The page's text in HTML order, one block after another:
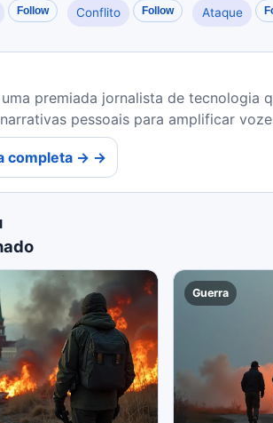
Follow Conflito Follow Ataque
premiada jornalista de tecnologia
pessoais para amplificar
completa → →
Guerra